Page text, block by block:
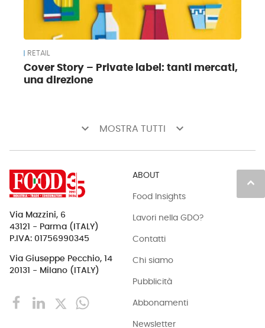
RETAIL
Cover Story – Private label: tanti mercati,
una direzione
keyboard_arrow_down MOSTRA TUTTI keyboard_arrow_down
keyboard_arrow_up
Via Mazzini, 6
43121 - Parma (ITALY)
P.IVA: 01756990345
Via Giuseppe Pecchio, 14
20131 - Milano (ITALY)
ABOUT
Food Insights
Lavori nella GDO?
Contatti
Chi siamo
Pubblicità
Abbonamenti
Newsletter